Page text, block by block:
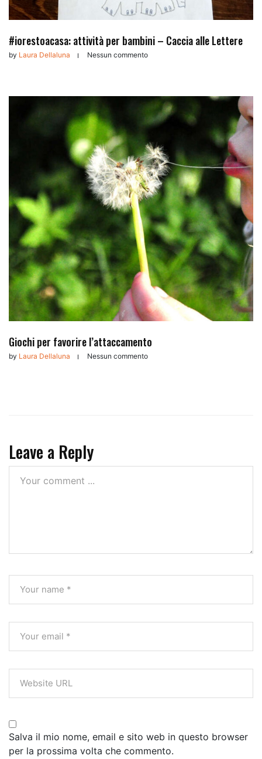
#iorestoacasa: attività per bambini – Caccia alle Lettere
by Laura Dellaluna Nessun commento
Giochi per favorire l’attaccamento
by Laura Dellaluna Nessun commento
Leave a Reply
Salva il mio nome, email e sito web in questo browser
per la prossima volta che commento.